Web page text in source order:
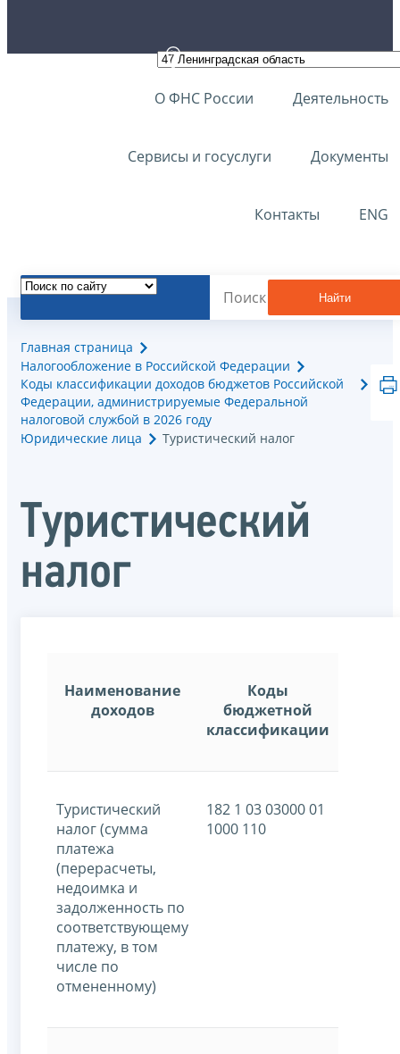
О ФНС России Деятельность
Сервисы и госуслуги Документы
Контакты ENG
Найти
Главная страница
Налогообложение в Российской Федерации
Коды классификации доходов бюджетов Российской
Федерации, администрируемые Федеральной
налоговой службой в 2026 году
Юридические лица
Туристический налог
Туристический
налог
Наименование
доходов
Коды
бюджетной
классификации
Туристический
налог (сумма
платежа
(перерасчеты,
недоимка и
задолженность по
соответствующему
платежу, в том
числе по
отмененному)
182 1 03 03000 01
1000 110